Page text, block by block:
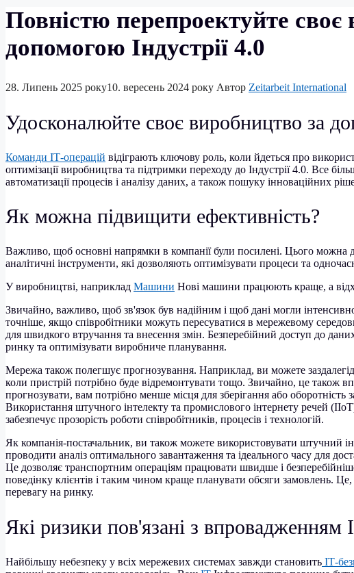
Повністю перепроектуйте своє
допомогою Індустрії 4.0
28. Липень 2025 року10. вересень 2024 року Автор Zeitarbeit International
Удосконалюйте своє виробництво за
Команди ІТ-операцій відіграють ключову роль, коли йдеться про
оптимізації виробництва та підтримки переходу до Індустрії 4.0. Все
автоматизації процесів і аналізу даних, а також пошуку інноваційних
Як можна підвищити ефективність?
Важливо, щоб основні напрямки в компанії були посилені. Цього можна
аналітичні інструменти, які дозволяють оптимізувати процеси та
У виробництві, наприклад Машини Нові машини працюють краще, а
Звичайно, важливо, щоб зв'язок був надійним і щоб дані могли
точніше, якщо співробітники можуть пересуватися в мережевому
для швидкого втручання та внесення змін. Безперебійний доступ до
ринку та оптимізувати виробниче планування.
Мережа також полегшує прогнозування. Наприклад, ви можете
коли пристрій потрібно буде відремонтувати тощо. Звичайно, це також
прогнозувати, вам потрібно менше місця для зберігання або
Використання штучного інтелекту та промислового інтернету речей
забезпечує прозорість роботи співробітників, процесів і технологій.
Як компанія-постачальник, ви також можете використовувати штучний
проводити аналіз оптимального завантаження та ідеального часу для
Це дозволяє транспортним операціям працювати швидше і
поведінку клієнтів і таким чином краще планувати обсяги замовлень.
перевагу на ринку.
Які ризики пов'язані з впровадженням
Найбільшу небезпеку у всіх мережевих системах завжди становить ІТ-